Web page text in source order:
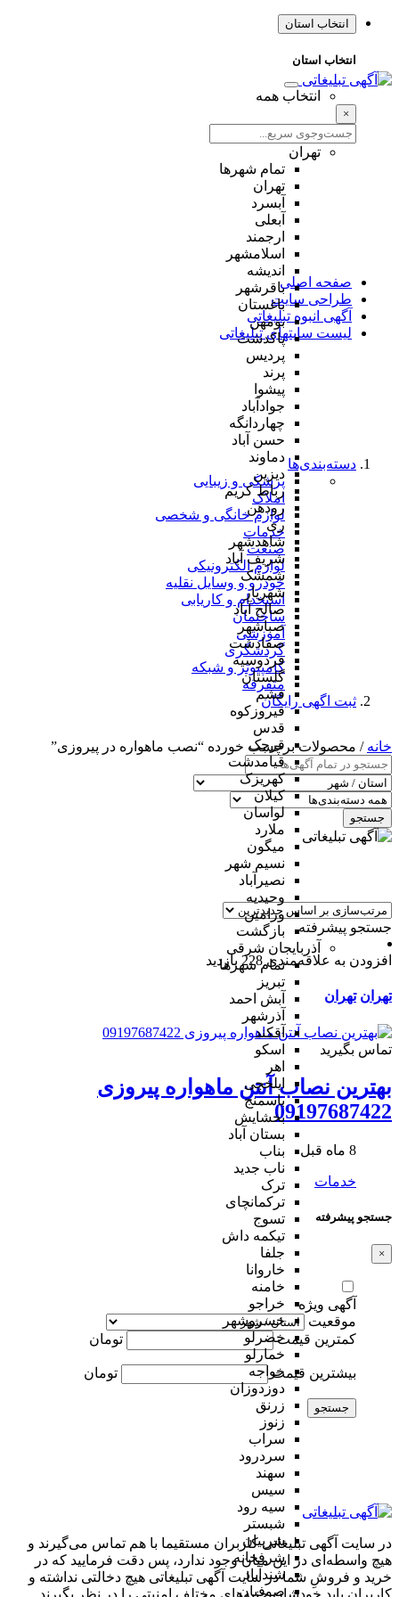
انتخاب استان
انتخاب استان
انتخاب همه
×
تهران
تمام شهر‌ها
تهران
آبسرد
آبعلی
ارجمند
اسلامشهر
اندیشه
باقرشهر
باغستان
بومهن
پاکدشت
پردیس
پرند
پیشوا
جوادآباد
چهاردانگه
حسن آباد
دماوند
دیزین
رباط کریم
رودهن
ری
شاهدشهر
شریف آباد
شمشک
شهریار
صالح آباد
صباشهر
صفادشت
فردوسیه
گلستان
فشم
فیروزکوه
قدس
قرچک
قیامدشت
کهریزک
کیلان
لواسان
ملارد
میگون
نسیم شهر
نصیرآباد
وحیدیه
ورامین
بازگشت
آذربایجان شرقی
تمام شهر‌ها
تبریز
آبش احمد
آذرشهر
آقکند
اسکو
اهر
ایلخچی
باسمنج
بخشایش
بستان آباد
بناب
ناب جدید
ترک
ترکمانچای
تسوج
تیکمه داش
جلفا
خاروانا
خامنه
خراجو
خسروشهر
خضرلو
خمارلو
خواجه
دوزدوزان
زرنق
زنوز
سراب
سردرود
سهند
سیس
سیه رود
شبستر
شربیان
شرفخانه
شندآباد
صوفیان
صفحه اصلی
طراحی سایت
آگهی انبوه تبلیغاتی
لیست سایتهای تبلیغاتی
دسته‌بندی‌ها
پزشکی و زیبایی
املاک
لوازم خانگی و شخصی
خدمات
صنعت
لوازم الکترونیکی
خودرو و وسایل نقلیه
استخدام و کاریابی
ساختمان
آموزشی
گردشگری
کامپیوتر و شبکه
متفرقه
ثبت اگهی رایگان
خانه / محصولات برچسب خورده “نصب ماهواره در پیروزی”
جستجو
جستجو پیشرفته
افزودن به علاقه‌مندی 228 بازدید
تهران تهران
تماس بگیرید
بهترین نصاب آنتن ماهواره پیروزی
09197687422
8 ماه قبل
خدمات
جستجو پیشرفته
×
آگهی ویژه
موقعیت
کمترین قیمت
تومان
بیشترین قیمت تومان
جستجو
در سایت آگهی تبلیغاتی کاربران مستقیما با هم تماس می‌گیرند و
هیچ واسطه‌ای در این میان وجود ندارد، پس دقت فرمایید که در
خرید و فروشِ شما در سایت آگهی تبلیغاتی هیچ دخالتی نداشته و
کاربران باید خودشان جنبه‌های مختلف امنیتی را در نظر بگیرند.